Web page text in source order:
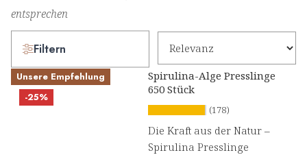
entsprechen
Filtern
Unsere Empfehlung
-25%
Spirulina-Alge Presslinge
650 Stück
(178)
Die Kraft aus der Natur –
Spirulina Presslinge